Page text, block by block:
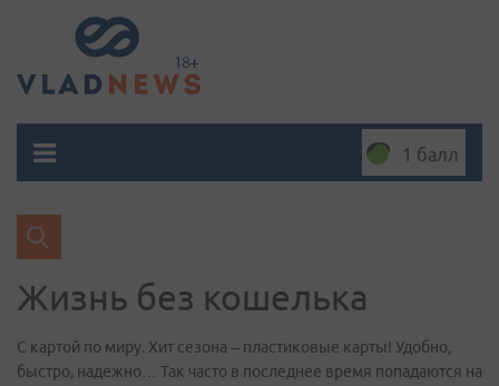
1 балл
Жизнь без кошелька
С картой по миру. Хит сезона – пластиковые карты! Удобно,
быстро, надежно… Так часто в последнее время попадаются на